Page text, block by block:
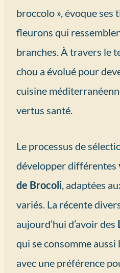
broccolo », évoque ses
fleurons qui
branches. À travers le
chou a évolué pour
cuisine
vertus santé.
Le processus de
développer différentes
de Brocoli , adaptées
variés. La récente
aujourd’hui d’avoir des
qui se consomme aussi
avec une préférence